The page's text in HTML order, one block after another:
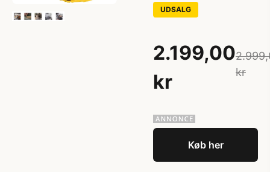
UDSALG
2.199,00
kr
kr
Køb her